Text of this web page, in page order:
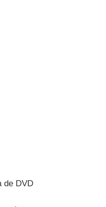
de DVD